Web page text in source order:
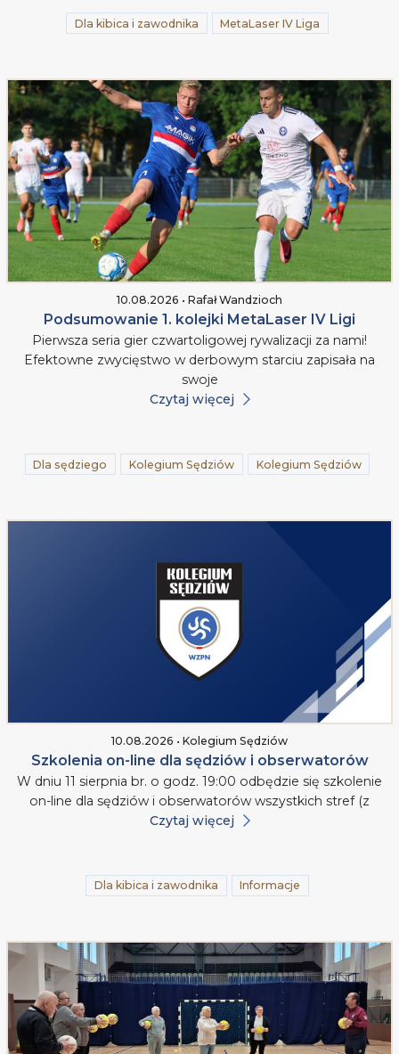
Dla kibica i zawodnika MetaLaser IV Liga
10.08.2026 • Rafał Wandzioch
Podsumowanie 1. kolejki MetaLaser IV Ligi
Pierwsza seria gier czwartoligowej rywalizacji za nami!
Efektowne zwycięstwo w derbowym starciu zapisała na
swoje
Czytaj więcej
Dla sędziego Kolegium Sędziów Kolegium Sędziów
10.08.2026 • Kolegium Sędziów
Szkolenia on-line dla sędziów i obserwatorów
W dniu 11 sierpnia br. o godz. 19:00 odbędzie się szkolenie
on-line dla sędziów i obserwatorów wszystkich stref (z
Czytaj więcej
Dla kibica i zawodnika Informacje